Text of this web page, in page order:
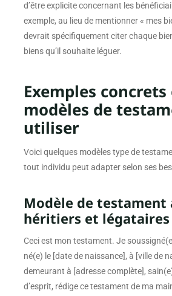
d’être explicite concernant les
exemple, au lieu de mentionner « mes
devrait spécifiquement citer chaque
biens qu’il souhaite léguer.
Exemples concrets
modèles de
utiliser
Voici quelques modèles type de
tout individu peut adapter selon ses
Modèle de testament
héritiers et légataires
Ceci est mon testament. Je
né(e) le [date de naissance], à [ville de
demeurant à [adresse complète],
d’esprit, rédige ce testament de ma